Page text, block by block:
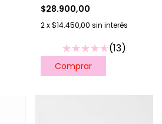
$28.900,00
2 x$14.450,00 sin interés
(13)